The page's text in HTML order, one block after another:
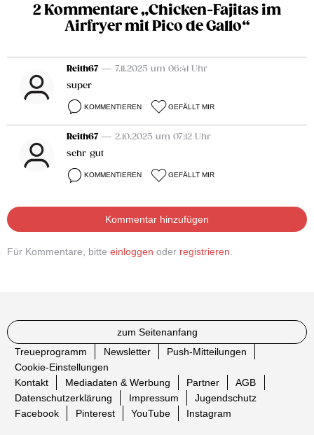
2 Kommentare „Chicken-Fajitas im
Airfryer mit Pico de Gallo“
Reith67 — 7.11.2025 um 06:41 Uhr
super
KOMMENTIEREN GEFÄLLT MIR
Reith67 — 2.10.2025 um 07:12 Uhr
sehr gut
KOMMENTIEREN GEFÄLLT MIR
Kommentar hinzufügen
Für Kommentare, bitte einloggen oder registrieren.
zum Seitenanfang
Treueprogramm
Newsletter
Push-Mitteilungen
Cookie-Einstellungen
Kontakt
Mediadaten & Werbung Partner
AGB
Datenschutzerklärung
Impressum
Jugendschutz
Facebook
Pinterest YouTube Instagram